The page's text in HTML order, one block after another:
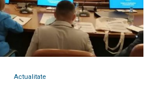
Actualitate